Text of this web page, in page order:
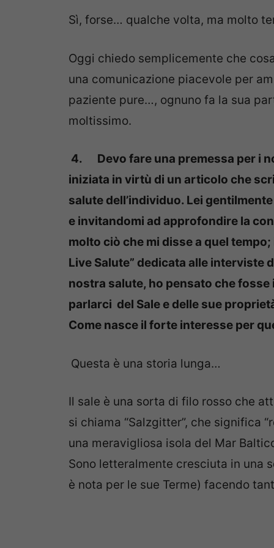
Sì, forse… qualche volta, ma molto
Oggi chiedo semplicemente che
una comunicazione piacevole per
paziente pure…, ognuno fa la sua
moltissimo.
4. Devo fare una premessa per i
iniziata in virtù di un articolo che
salute dell’individuo. Lei
e invitandomi ad approfondire la
molto ciò che mi disse a quel
Live Salute” dedicata alle
nostra salute, ho pensato che
parlarci del Sale e delle sue
Come nasce il forte interesse per
Questa è una storia lunga…
Il sale è una sorta di filo rosso che
si chiama “Salzgitter”, che significa
una meravigliosa isola del Mar
Sono letteralmente cresciuta in una
è nota per le sue Terme) facendo